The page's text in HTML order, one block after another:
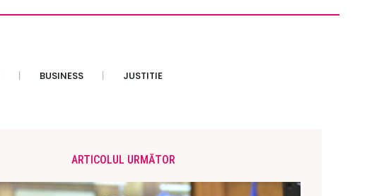
BUSINESS JUSTITIE
ARTICOLUL URMĂTOR